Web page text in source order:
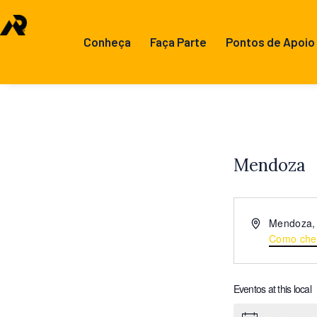
Conheça Faça Parte Pontos de Apoio
Mendoza
E
e
r
Mendoza,
Como
Eventos at this local